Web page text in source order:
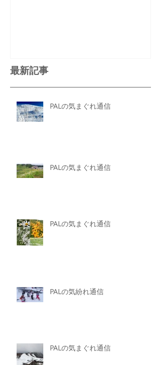
最新記事
PALの気まぐれ通信
PALの気まぐれ通信
PALの気まぐれ通信
PALの気紛れ通信
PALの気まぐれ通信